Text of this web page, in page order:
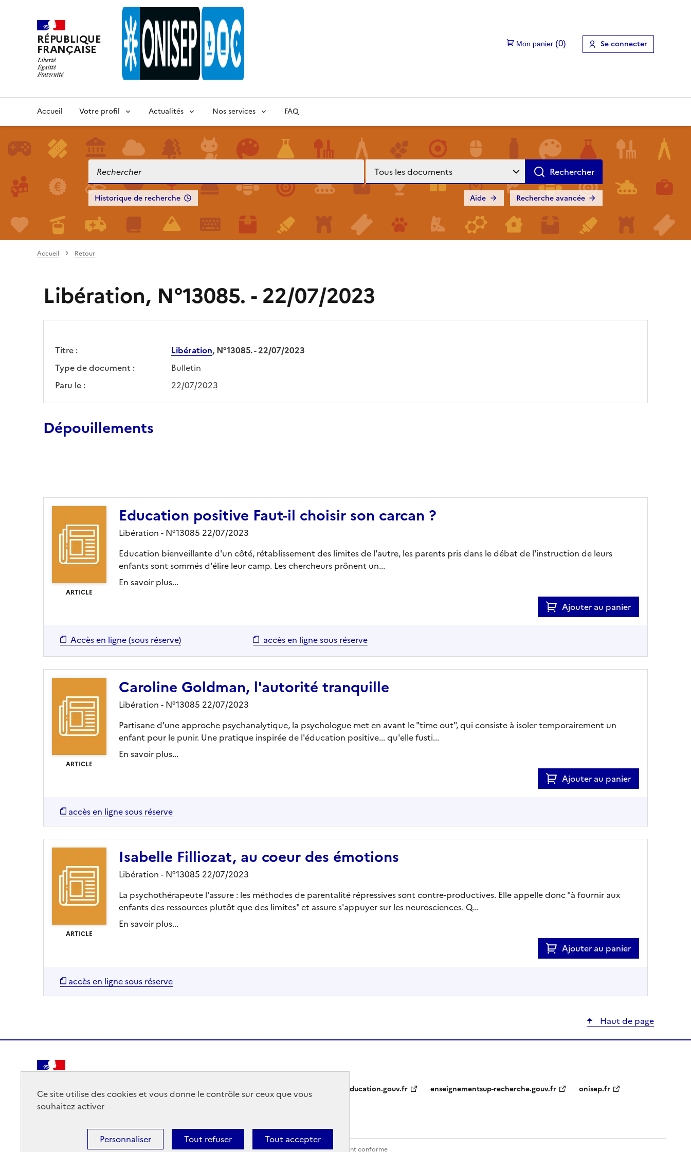
Ce site utilise des cookies et vous donne le contrôle sur ceux que vous
souhaitez activer
Tout accepter
Tout refuser
Personnaliser
RÉPUBLIQUE
FRANÇAISE Se connecter
Accueil Votre profil Actualités Nos services FAQ
Historique de recherche Recherche avancée
Aide
Accueil Retour
Libération, N°13085. - 22/07/2023
Titre : Libération, N°13085. - 22/07/2023
Type de document :
Bulletin
Paru le :
22/07/2023
Dépouillements
ARTICLE
Education positive Faut-il choisir son carcan ?
Libération - N°13085 22/07/2023
Education bienveillante d'un côté, rétablissement des limites de l'autre, les parents pris dans le débat de l'instruction de leurs
enfants sont sommés d'élire leur camp. Les chercheurs prônent un...
En savoir plus...
Ajouter au panier
Accès en ligne (sous réserve) accès en ligne sous réserve
ARTICLE
Caroline Goldman, l'autorité tranquille
Libération - N°13085 22/07/2023
Partisane d'une approche psychanalytique, la psychologue met en avant le "time out", qui consiste à isoler temporairement un
enfant pour le punir. Une pratique inspirée de l'éducation positive... qu'elle fusti...
En savoir plus...
Ajouter au panier
accès en ligne sous réserve
ARTICLE
Isabelle Filliozat, au coeur des émotions
Libération - N°13085 22/07/2023
La psychothérapeute l'assure : les méthodes de parentalité répressives sont contre-productives. Elle appelle donc "à fournir aux
enfants des ressources plutôt que des limites" et assure s'appuyer sur les neurosciences. Q...
En savoir plus...
Ajouter au panier
accès en ligne sous réserve
Haut de page
FRANÇAISE education.gouv.fr enseignementsup-recherche.gouv.fr onisep.fr
Données personnelles Plan du site Contact Accessibilité : partiellement conforme